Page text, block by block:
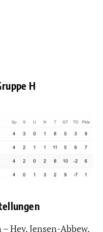
H
Hey, Jensen-Abbew,